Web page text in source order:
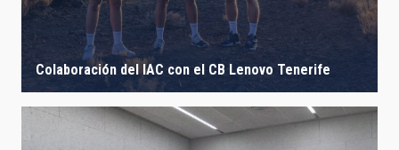
ASTROPHYSICAL
SORT BY ORDER
Colaboración del IAC con el CB Lenovo Tenerife